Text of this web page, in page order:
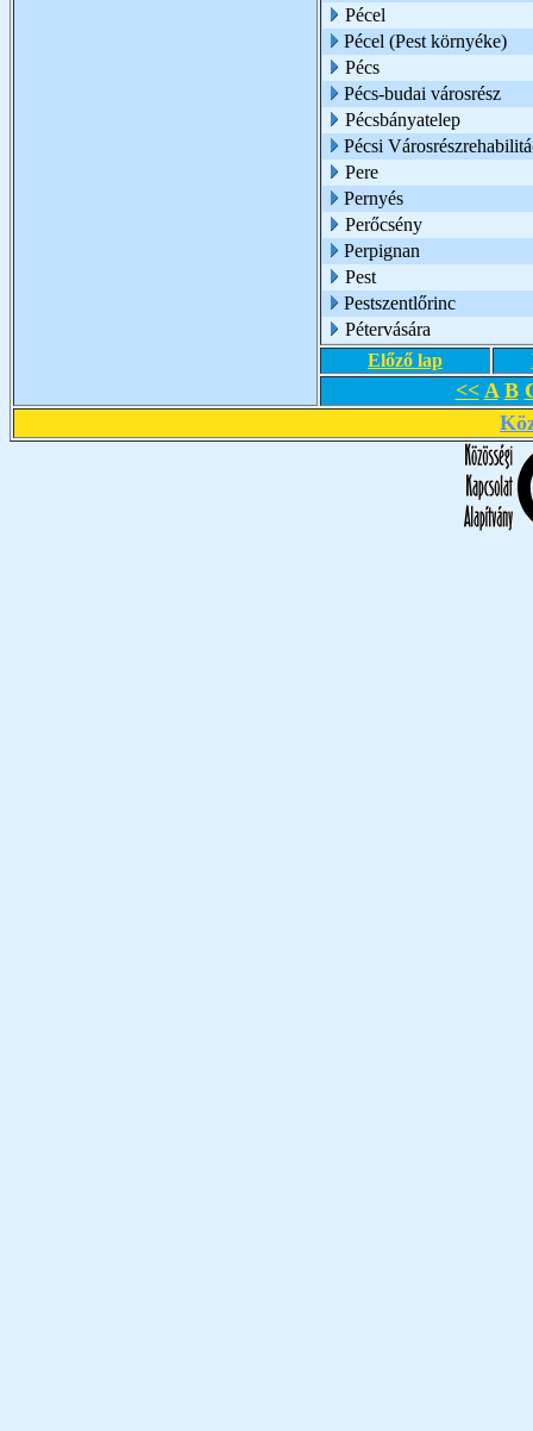
Pécel
Pécel (Pest környéke)
Pécs
Pécs-budai városrész
Pécsbányatelep
Pécsi
Pere
Pernyés
Perőcsény
Perpignan
Pest
Pestszentlőrinc
Pétervására
Előző lap
<< A B